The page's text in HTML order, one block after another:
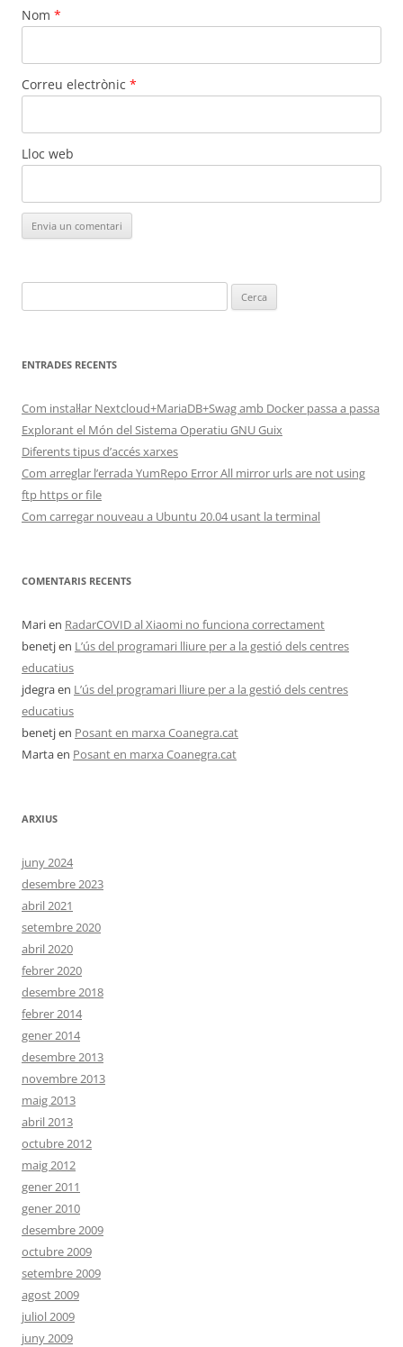
Nom *
Correu electrònic *
Lloc web
ENTRADES RECENTS
Com instal·lar Nextcloud+MariaDB+Swag amb Docker passa a passa
Explorant el Món del Sistema Operatiu GNU Guix
Diferents tipus d’accés xarxes
Com arreglar l’errada YumRepo Error All mirror urls are not using
ftp https or file
Com carregar nouveau a Ubuntu 20.04 usant la terminal
COMENTARIS RECENTS
Marien RadarCOVID al Xiaomi no funciona correctament
benetjen L’ús del programari lliure per a la gestió dels centres
educatius
jdegraen L’ús del programari lliure per a la gestió dels centres
educatius
benetjen Posant en marxa Coanegra.cat
Martaen Posant en marxa Coanegra.cat
ARXIUS
juny 2024
desembre 2023
abril 2021
setembre 2020
abril 2020
febrer 2020
desembre 2018
febrer 2014
gener 2014
desembre 2013
novembre 2013
maig 2013
abril 2013
octubre 2012
maig 2012
gener 2011
gener 2010
desembre 2009
octubre 2009
setembre 2009
agost 2009
juliol 2009
juny 2009